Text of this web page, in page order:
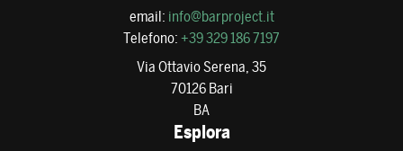
email: info@barproject.it
Telefono: +39 329 186 7197
Via Ottavio Serena, 35
70126 Bari
BA
Esplora